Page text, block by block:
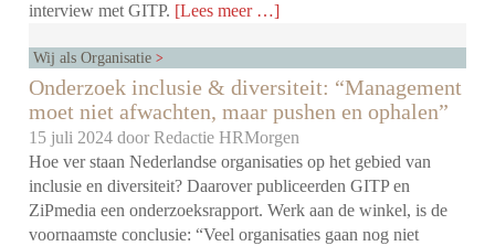
interview met GITP. [Lees meer …]
Wij als Organisatie
Onderzoek inclusie & diversiteit: “Management
moet niet afwachten, maar pushen en ophalen”
15 juli 2024 doorRedactie HRMorgen
Hoe ver staan Nederlandse organisaties op het gebied van
inclusie en diversiteit? Daarover publiceerden GITP en
ZiPmedia een onderzoeksrapport. Werk aan de winkel, is de
voornaamste conclusie: “Veel organisaties gaan nog niet